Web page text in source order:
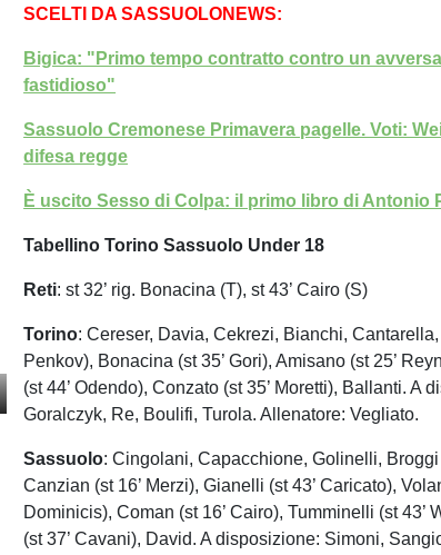
SCELTI DA SASSUOLONEWS:
Bigica: "Primo tempo contratto contro un
fastidioso"
Sassuolo Cremonese Primavera pagelle. Voti:
difesa regge
È uscito Sesso di Colpa: il primo libro di Antonio
Tabellino Torino Sassuolo Under 18
Reti: st 32’ rig. Bonacina (T), st 43’ Cairo (S)
Torino: Cereser, Davia, Cekrezi, Bianchi, Cantarella,
Penkov), Bonacina (st 35’ Gori), Amisano (st 25’
(st 44’ Odendo), Conzato (st 35’ Moretti), Ballanti. A
Goralczyk, Re, Boulifi, Turola. Allenatore: Vegliato.
Sassuolo: Cingolani, Capacchione, Golinelli, Broggi
Canzian (st 16’ Merzi), Gianelli (st 43’ Caricato),
Dominicis), Coman (st 16’ Cairo), Tumminelli (st 43’
(st 37’ Cavani), David. A disposizione: Simoni,